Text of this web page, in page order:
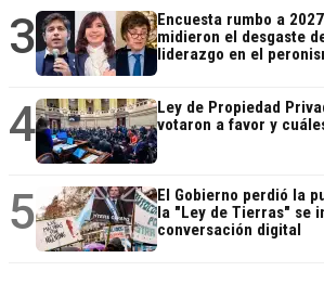
3
Encuesta rumbo a
midieron el desgaste
liderazgo en el
4
Ley de Propiedad
votaron a favor y
5
El Gobierno perdió la
la "Ley de Tierras" se
conversación digital